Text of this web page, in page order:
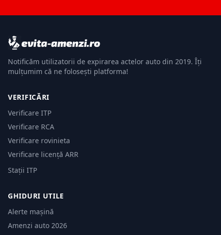
Notificăm utilizatorii de expirarea actelor auto din 2019. Îți
mulțumim că ne folosești platforma!
VERIFICĂRI
Verificare ITP
Verificare RCA
Verificare rovinieta
Verificare licență ARR
Stații ITP
GHIDURI UTILE
Alerte mașină
Amenzi auto 2026